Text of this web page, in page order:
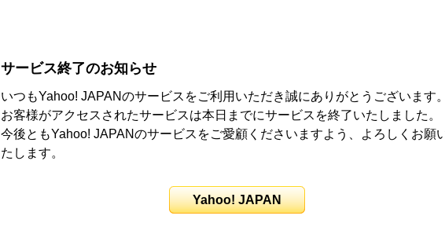
サービス終了のお知らせ
いつもYahoo! JAPANのサービスをご利用いただき誠にありがとうございます。
お客様がアクセスされたサービスは本日までにサービスを終了いたしました。
今後ともYahoo! JAPANのサービスをご愛顧くださいますよう、よろしくお願
たします。
Yahoo! JAPAN